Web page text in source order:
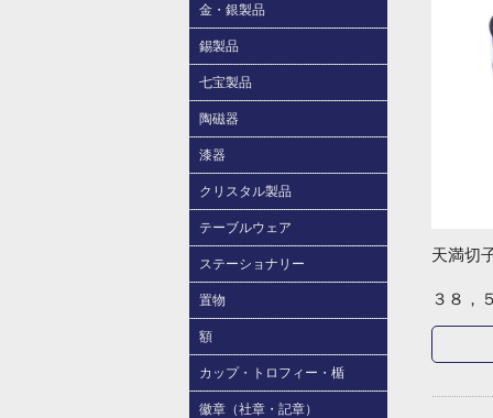
金・銀製品
錫製品
七宝製品
陶磁器
漆器
クリスタル製品
テーブルウェア
ステーショナリー
置物
額
カップ・トロフィー・楯
徽章（社章・記章）
天満切
３８，